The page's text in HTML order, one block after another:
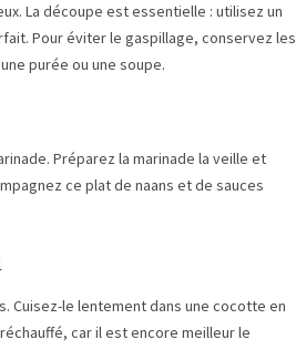
La découpe est essentielle : utilisez un
Pour éviter le gaspillage, conservez les
purée ou une soupe.
Préparez la marinade la veille et
ce plat de naans et de sauces
Cuisez-le lentement dans une cocotte en
car il est encore meilleur le